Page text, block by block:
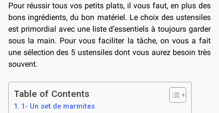
Pour réussir tous vos petits plats, il vous faut, en plus des
bons ingrédients, du bon matériel. Le choix des ustensiles
est primordial avec une liste d’essentiels à toujours garder
sous la main. Pour vous faciliter la tâche, on vous a fait
une sélection des 5 ustensiles dont vous aurez besoin très
souvent.
Table of Contents
1- Un set de marmites